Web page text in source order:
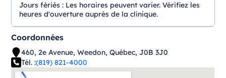
Jours fériés : Les horaires peuvent varier. Vérifiez les
heures d'ouverture auprès de la clinique.
Coordonnées
460, 2e Avenue, Weedon, Québec, J0B 3J0
Tél. :(819) 821-4000